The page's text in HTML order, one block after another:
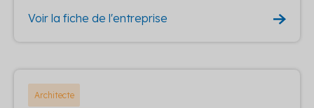
Voir la fiche de l'entreprise
Architecte